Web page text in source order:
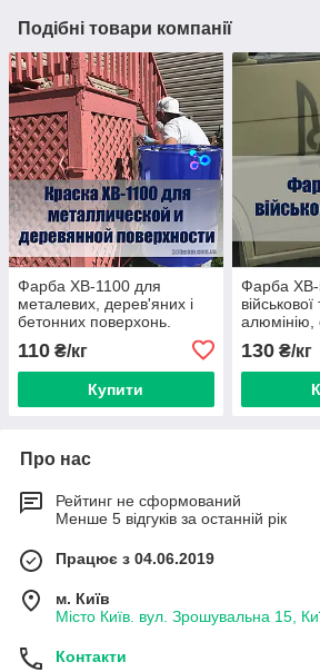
Подібні товари компанії
Фарба ХВ-1100 для
металевих, дерев'яних і
бетонних поверхонь.
110 ₴/кг
Купити
Фарба ХВ-
алюмінію,
металу,
Хакі
130₴/кг
Про нас
Рейтинг не сформований
Менше 5 відгуків за останній рік
Працює з 04.06.2019
м. Київ
Місто Київ. вул. Зрошувальна 15,
Контакти